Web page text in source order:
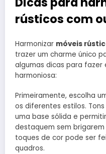
rústicos com
Harmonizar móveis
trazer um charme único
algumas dicas para fazer
harmoniosa:
Primeiramente, escolha
os diferentes estilos.
uma base sólida e
destaquem sem
toques de cor pode ser
quadros.